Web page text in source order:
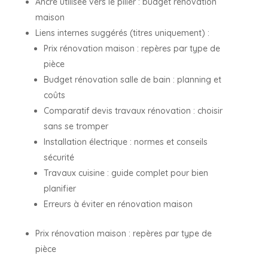
maison
Liens internes suggérés (titres uniquement) :
Prix rénovation maison : repères par type de
pièce
Budget rénovation salle de bain : planning et
coûts
Comparatif devis travaux rénovation : choisir
sans se tromper
Installation électrique : normes et conseils
sécurité
Travaux cuisine : guide complet pour bien
planifier
Erreurs à éviter en rénovation maison
Prix rénovation maison : repères par type de
pièce